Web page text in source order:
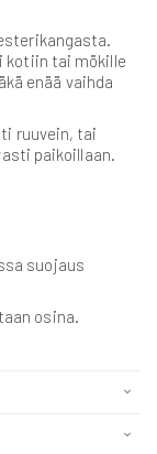
kotiin tai mökille
enää vaihda
ruuvein, tai
paikoillaan.
suojaus
osina.